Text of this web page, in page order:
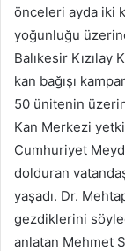
önceleri ayda iki
yoğunluğu üzerine
Balıkesir Kızılay
kan bağışı
50 ünitenin
Kan Merkezi
Cumhuriyet
dolduran
yaşadı. Dr.
gezdiklerini
anlatan Mehmet